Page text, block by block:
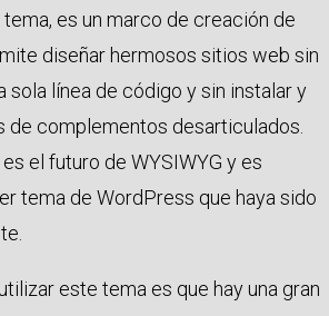
es un marco de creación de
diseñar hermosos sitios web sin
sola línea de código y sin instalar y
de complementos desarticulados.
el futuro de WYSIWYG y es
tema de WordPress que haya sido
este tema es que hay una gran